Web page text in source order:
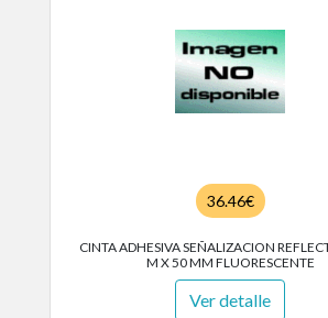
36.46€
CINTA ADHESIVA SEÑALIZACION
M X 50 MM FLUORESCENTE
Ver detalle